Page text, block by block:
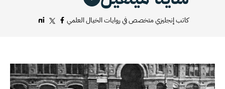
كاتب إنجليزي متخصص في روايات الخيال العلمي